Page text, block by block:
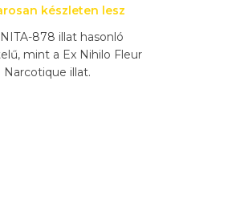
készleten lesz
878 illat hasonló
mint a Ex Nihilo Fleur
Narcotique illat.